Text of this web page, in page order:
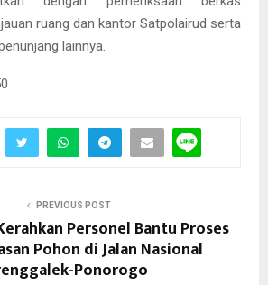
ruang dan kantor Satpolairud serta
lainnya.
PREVIOUS POST
Personel Bantu Proses
Pohon di Jalan Nasional
Ponorogo